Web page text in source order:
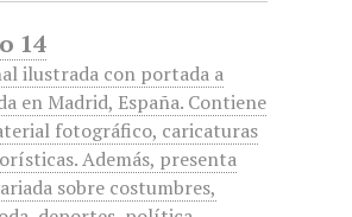
14
ilustrada con portada a
en Madrid, España. Contiene
fotográfico, caricaturas
Además, presenta
sobre costumbres,